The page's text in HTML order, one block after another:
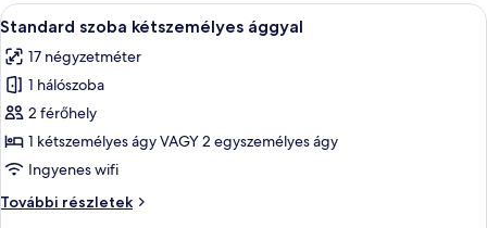
A
következő
szoba
összes
képének
megtekintése:
Standard
kétszemélyes
Egy szállodai szoba, amelyben
3
Standard szoba kétszemélyes ággyal
17 négyzetméter
1 hálószoba
2 férőhely
1 kétszemélyes ágy VAGY 2 egyszemélyes ágy
Ingyenes wifi
További részletek
Standard